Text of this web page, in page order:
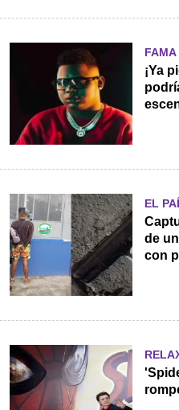
FAMA
¡Ya
EL
de
con